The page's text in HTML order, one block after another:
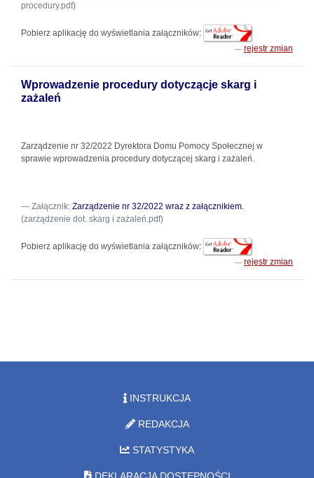
procedury.pdf)
Pobierz aplikację do wyświetlania załączników:
rejestr zmian
Wprowadzenie procedury dotyczącje skarg i
zażaleń
Zarządzenie nr 32/2022 Dyrektora Domu Pomocy Społecznej w
sprawie wprowadzenia procedury dotyczącej skarg i zażaleń.
Załącznik: Zarządzenie nr 32/2022 wraz z załącznikiem.
(zarządzenie dot. skarg i zażaleń.pdf)
Pobierz aplikację do wyświetlania załączników:
rejestr zmian
INSTRUKCJA
REDAKCJA
STATYSTYKA